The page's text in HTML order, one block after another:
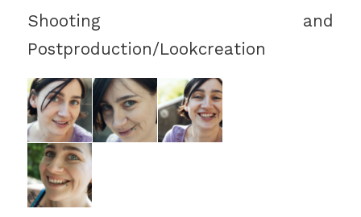
Shooting and
Postproduction/Lookcreation